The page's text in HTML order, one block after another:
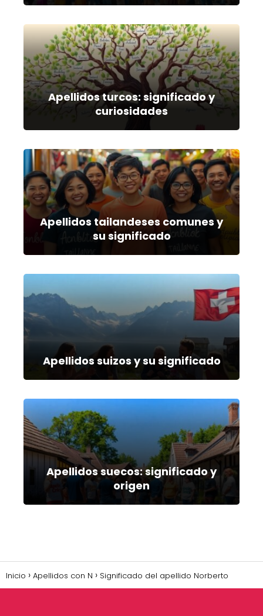
Apellidos turcos: significado y
curiosidades
Apellidos tailandeses comunes y
su significado
Apellidos suizos y su significado
Apellidos suecos: significado y
origen
Inicio Apellidos con N Significado del apellido Norberto